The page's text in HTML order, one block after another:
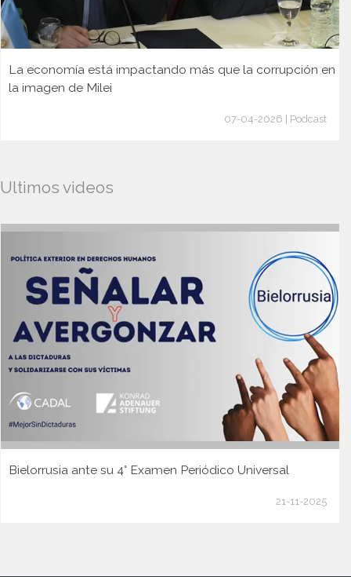
La economía está impactando más que la corrupción en
la imagen de Milei
07-04-2026 | Podcast
Ultimos videos
Bielorrusia ante su 4° Examen Periódico Universal
21-11-2025